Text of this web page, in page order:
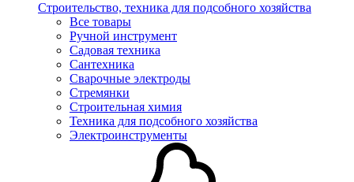
Строительство, техника для подсобного хозяйства
Все товары
Ручной инструмент
Садовая техника
Сантехника
Сварочные электроды
Стремянки
Строительная химия
Техника для подсобного хозяйства
Электроинструменты